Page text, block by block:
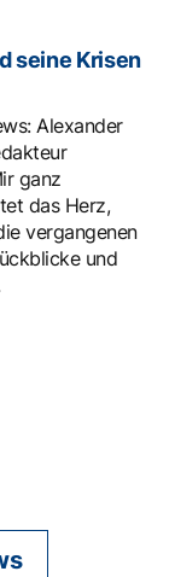
seine Krisen
Alexander
ganz
das Herz,
vergangenen
und